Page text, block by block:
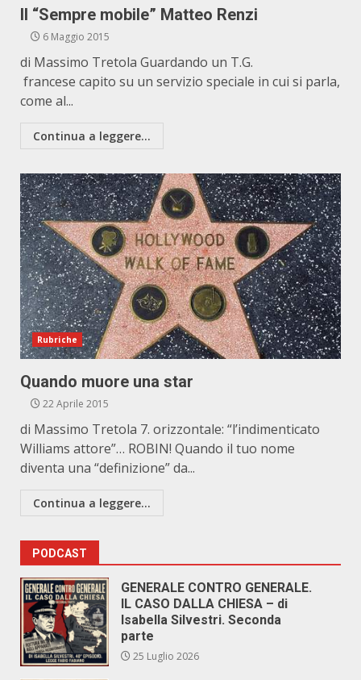
Il “Sempre mobile” Matteo Renzi
6 Maggio 2015
di Massimo Tretola Guardando un T.G.
francese capito su un servizio speciale in cui si parla,
come al...
Continua a leggere...
Rubriche
Quando muore una star
22 Aprile 2015
di Massimo Tretola 7. orizzontale: “l’indimenticato
Williams attore”… ROBIN! Quando il tuo nome
diventa una “definizione” da...
Continua a leggere...
PODCAST
GENERALE CONTRO GENERALE.
IL CASO DALLA CHIESA – di
Isabella Silvestri. Seconda
parte
25 Luglio 2026